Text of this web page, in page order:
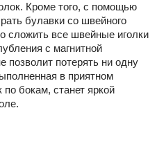
Кроме того, с помощью
булавки со швейного
сложить все швейные иголки
с магнитной
позволит потерять ни одну
в приятном
бокам, станет яркой